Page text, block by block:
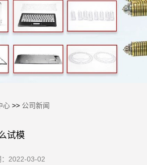
心 >> 公司新闻
试模
2022-03-02